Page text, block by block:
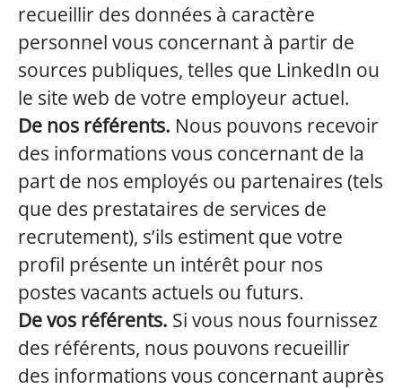
recueillir des données à caractère
personnel vous concernant à partir de
sources publiques, telles que LinkedIn ou
le site web de votre employeur actuel.
De nos référents. Nous pouvons recevoir
des informations vous concernant de la
part de nos employés ou partenaires (tels
que des prestataires de services de
recrutement), s’ils estiment que votre
profil présente un intérêt pour nos
postes vacants actuels ou futurs.
De vos référents. Si vous nous fournissez
des référents, nous pouvons recueillir
des informations vous concernant auprès